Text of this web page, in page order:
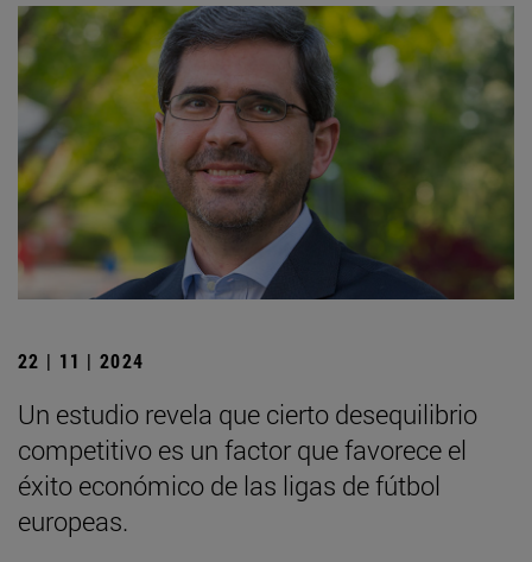
22 | 11 | 2024
Un estudio revela que cierto desequilibrio
competitivo es un factor que favorece el
éxito económico de las ligas de fútbol
europeas.